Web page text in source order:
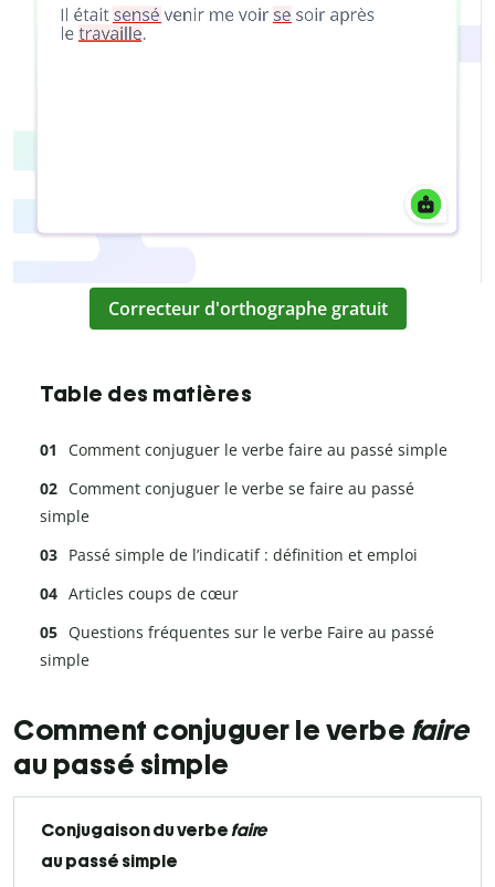
Correcteur d'orthographe gratuit
Table des matières
Comment conjuguer le verbe faire au passé simple
Comment conjuguer le verbe se faire au passé
simple
Passé simple de l’indicatif : définition et emploi
Articles coups de cœur
Questions fréquentes sur le verbe Faire au passé
simple
Comment conjuguer le verbe faire
au passé simple
Conjugaison du verbe faire
au passé simple